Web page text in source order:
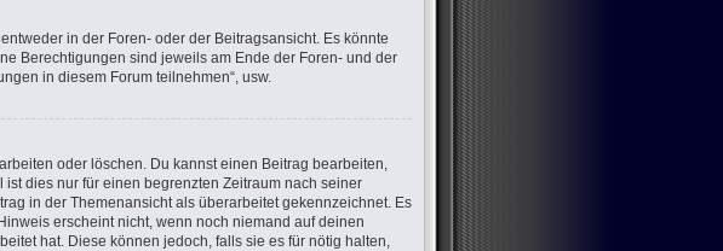
in der Foren- oder der Beitragsansicht. Es könnte
Berechtigungen sind jeweils am Ende der Foren- und der
in diesem Forum teilnehmen“, usw.
oder löschen. Du kannst einen Beitrag bearbeiten,
dies nur für einen begrenzten Zeitraum nach seiner
in der Themenansicht als überarbeitet gekennzeichnet. Es
erscheint nicht, wenn noch niemand auf deinen
hat. Diese können jedoch, falls sie es für nötig halten,